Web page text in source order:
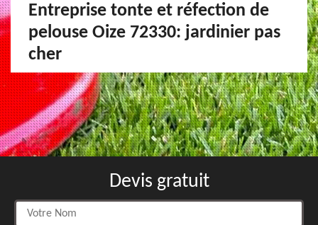
Entreprise tonte et réfection de
pelouse Oize 72330: jardinier pas
cher
Devis gratuit